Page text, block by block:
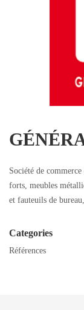
Société de
forts, meubles
et fauteuils de
Categories
Références